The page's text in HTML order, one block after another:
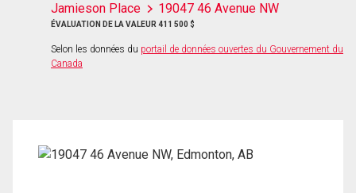
Jamieson Place
19047 46 Avenue NW
ÉVALUATION DE LA VALEUR 411 500 $
Selon les données du portail de données ouvertes du Gouvernement du
Canada